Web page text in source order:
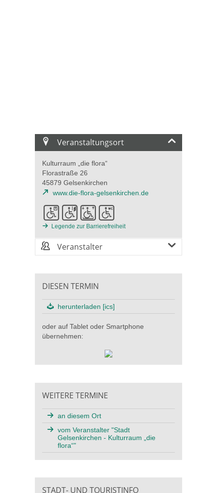
Veranstaltungsort
Kulturraum „die flora“
Florastraße 26
45879 Gelsenkirchen
www.die-flora-gelsenkirchen.de
Legende zur Barrierefreiheit
Veranstalter
DIESEN TERMIN
herunterladen [ics]
oder auf Tablet oder Smartphone
übernehmen:
WEITERE TERMINE
an diesem Ort
vom Veranstalter "Stadt
Gelsenkirchen - Kulturraum „die
flora“"
STADT- UND TOURISTINFO